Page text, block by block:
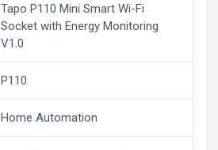
Tapo P110 Mini Smart Wi-Fi
Socket with Energy Monitoring
V1.0
P110
Home Automation